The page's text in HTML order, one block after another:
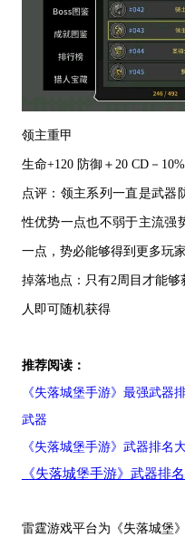
领主重甲
生命+120 防御＋ 20 CD－ 10%
点评：领主系列一直是武器
性优势一点也不弱于主流强
一点，势必能够得到更多玩家
掉落地点：只有2周目才能够
人即可随机获得
推荐阅读：
《失落城堡手游》最强武器
武器
《失落城堡手游》武器排名
《失落城堡手游》武器排
雷霆游戏平台为《失落城堡